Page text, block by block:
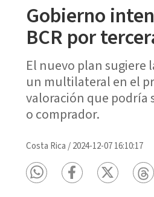
Gobierno
BCR por
El nuevo plan sugiere
un multilateral en el
valoración que podría
o comprador.
Costa Rica /2024-12-07 16:10:17